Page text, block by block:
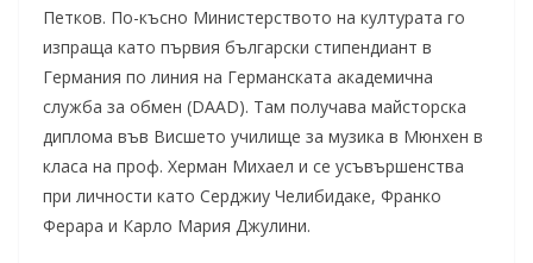
Петков. По-късно Министерството на културата го
изпраща като първия български стипендиант в
Германия по линия на Германската академична
служба за обмен (DAAD). Там получава майсторска
диплома във Висшето училище за музика в Мюнхен в
класа на проф. Херман Михаел и се усъвършенства
при личности като Серджиу Челибидаке, Франко
Ферара и Карло Мария Джулини.